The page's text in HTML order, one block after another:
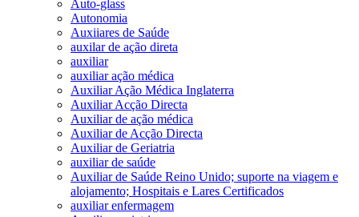
Auto-glass
Autonomia
Auxiiares de Saúde
auxilar de ação direta
auxiliar
auxiliar ação médica
Auxiliar Ação Médica Inglaterra
Auxiliar Acção Directa
Auxiliar de ação médica
Auxiliar de Acção Directa
Auxiliar de Geriatria
auxiliar de saúde
Auxiliar de Saúde Reino Unido; suporte na viagem e
alojamento; Hospitais e Lares Certificados
auxiliar enfermagem